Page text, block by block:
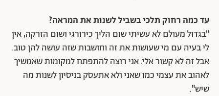
עד כמה רחוק תלכי בשביל לשנות את המראה?
"בגדול מעולם לא עשיתי שום הליך כירורגי ושום הזרקה, אין
לי בעיה עם מי שעושות את זה וחושבות שזה עושה להן טוב.
אבל זה לא קשור אלי. אני רוצה להתפתח למקומות שאמשיך
לאהוב את עצמי כמו שאני ולא אתעסק בניסיון לשנות מה
שיש".